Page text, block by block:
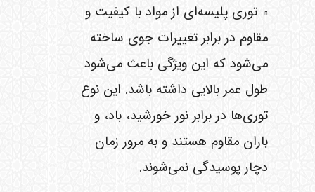
توری پلیسه‌ای از مواد با کیفیت و
مقاوم در برابر تغییرات جوی ساخته
می‌شود که این ویژگی باعث می‌شود
طول عمر بالایی داشته باشد. این نوع
توری‌ها در برابر نور خورشید، باد، و
باران مقاوم هستند و به مرور زمان
دچار پوسیدگی نمی‌شوند.